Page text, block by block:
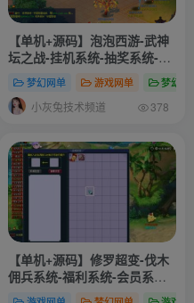
【单机+源码】泡泡西游-武神
坛之战-挂机系统-抽奖系统-巅
峰赛-千变万化-共享背包-搭建
教程-攻略-源码
梦幻网单 游戏网单 梦幻专
小灰兔技术频道 378
【单机+源码】修罗超变-伐木
佣兵系统-福利系统-会员系统-
挂机系统-随缘塔系统-修罗系